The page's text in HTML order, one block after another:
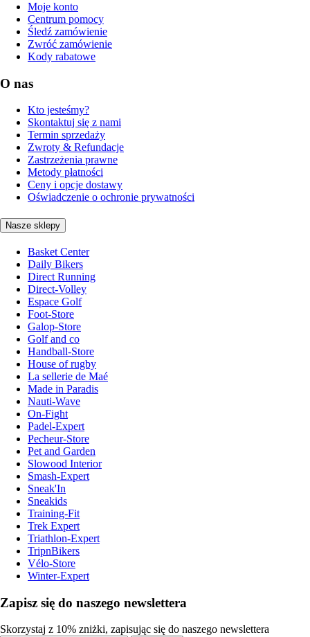
Moje konto
Centrum pomocy
Śledź zamówienie
Zwróć zamówienie
Kody rabatowe
O nas
Kto jesteśmy?
Skontaktuj się z nami
Termin sprzedaży
Zwroty & Refundacje
Zastrzeżenia prawne
Metody płatności
Ceny i opcje dostawy
Oświadczenie o ochronie prywatności
Nasze sklepy
Basket Center
Daily Bikers
Direct Running
Direct-Volley
Espace Golf
Foot-Store
Galop-Store
Golf and co
Handball-Store
House of rugby
La sellerie de Maé
Made in Paradis
Nauti-Wave
On-Fight
Padel-Expert
Pecheur-Store
Pet and Garden
Slowood Interior
Smash-Expert
Sneak'In
Sneakids
Training-Fit
Trek Expert
Triathlon-Expert
TripnBikers
Vélo-Store
Winter-Expert
Zapisz się do naszego newslettera
Skorzystaj z 10% zniżki, zapisując się do naszego newslettera